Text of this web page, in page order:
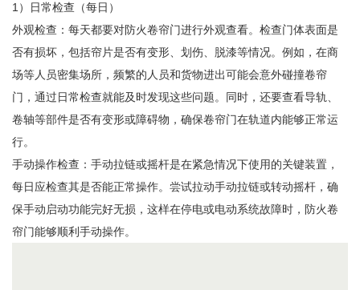
1）日常检查（每日）
外观检查：每天都要对防火卷帘门进行外观查看。检查门体表面是
否有损坏，包括帘片是否有变形、划伤、脱漆等情况。例如，在商
场等人员密集场所，频繁的人员和货物进出可能会意外碰撞卷帘
门，通过日常检查就能及时发现这些问题。同时，还要查看导轨、
卷轴等部件是否有变形或障碍物，确保卷帘门在轨道内能够正常运
行。
手动操作检查：手动拉链或摇杆是在紧急情况下使用的关键装置，
每日应检查其是否能正常操作。尝试拉动手动拉链或转动摇杆，确
保手动启动功能完好无损，这样在停电或电动系统故障时，防火卷
帘门能够顺利手动操作。